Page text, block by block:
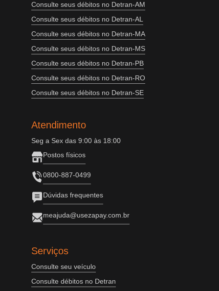
Consulte seus débitos no Detran-AM
Consulte seus débitos no Detran-AL
Consulte seus débitos no Detran-MA
Consulte seus débitos no Detran-MS
Consulte seus débitos no Detran-PB
Consulte seus débitos no Detran-RO
Consulte seus débitos no Detran-SE
Atendimento
Seg a Sex das 9:00 às 18:00
Postos físicos
0800-887-0499
Dúvidas frequentes
meajuda@usezapay.com.br
Serviços
Consulte seu veículo
Consulte débitos no Detran